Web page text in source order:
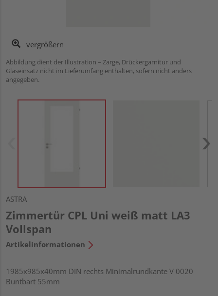
vergrößern
Abbildung dient der Illustration – Zarge, Drückergarnitur und
Glaseinsatz nicht im Lieferumfang enthalten, sofern nicht anders
angegeben.
ASTRA
Zimmertür CPL Uni weiß matt LA3
Vollspan
Artikelinformationen
1985x985x40mm DIN rechts Minimalrundkante V 0020
Buntbart 55mm